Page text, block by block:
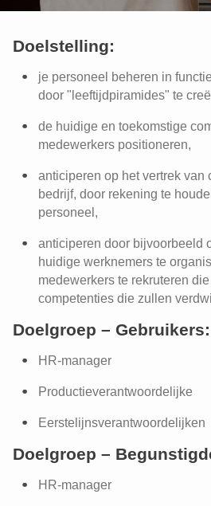
Doelstelling:
je personeel beheren in
door "leeftijdpiramides" te
de huidige en toekomstige
medewerkers positioneren,
anticiperen op het vertrek van
bedrijf, door rekening te
personeel,
anticiperen door bijvoorbeeld
huidige werknemers te
medewerkers te rekruteren
competenties die zullen
Doelgroep – Gebruikers:
HR-manager
Productieverantwoordelijke
Eerstelijnsverantwoordelijken
Doelgroep –
HR-manager